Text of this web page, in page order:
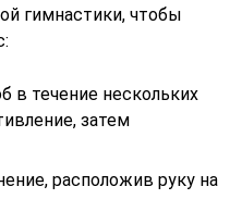
гимнастики, чтобы
в течение нескольких
затем
расположив руку на